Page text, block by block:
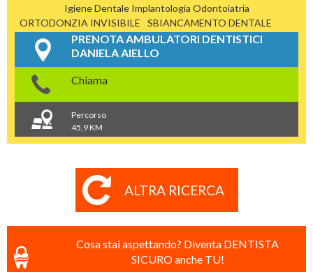
Igiene Dentale Implantologia Odontoiatria
ORTODONZIA INVISIBILE
SBIANCAMENTO DENTALE
PRENOTA AMBULATORI DENTISTICI
DANIELA AIELLO
Chiama
Percorso
45,9 KM
ALTRA RICERCA
Cosa stai aspettando? Diventa DENTISTA
SICURO anche TU!